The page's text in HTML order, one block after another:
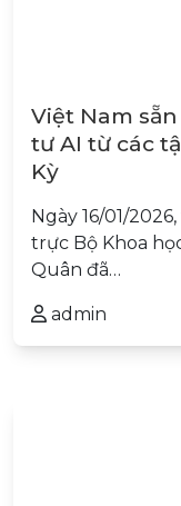
Việt Nam
tư AI từ các
Kỳ
Ngày 16/01/
trực Bộ Khoa
Quân đã…
admin